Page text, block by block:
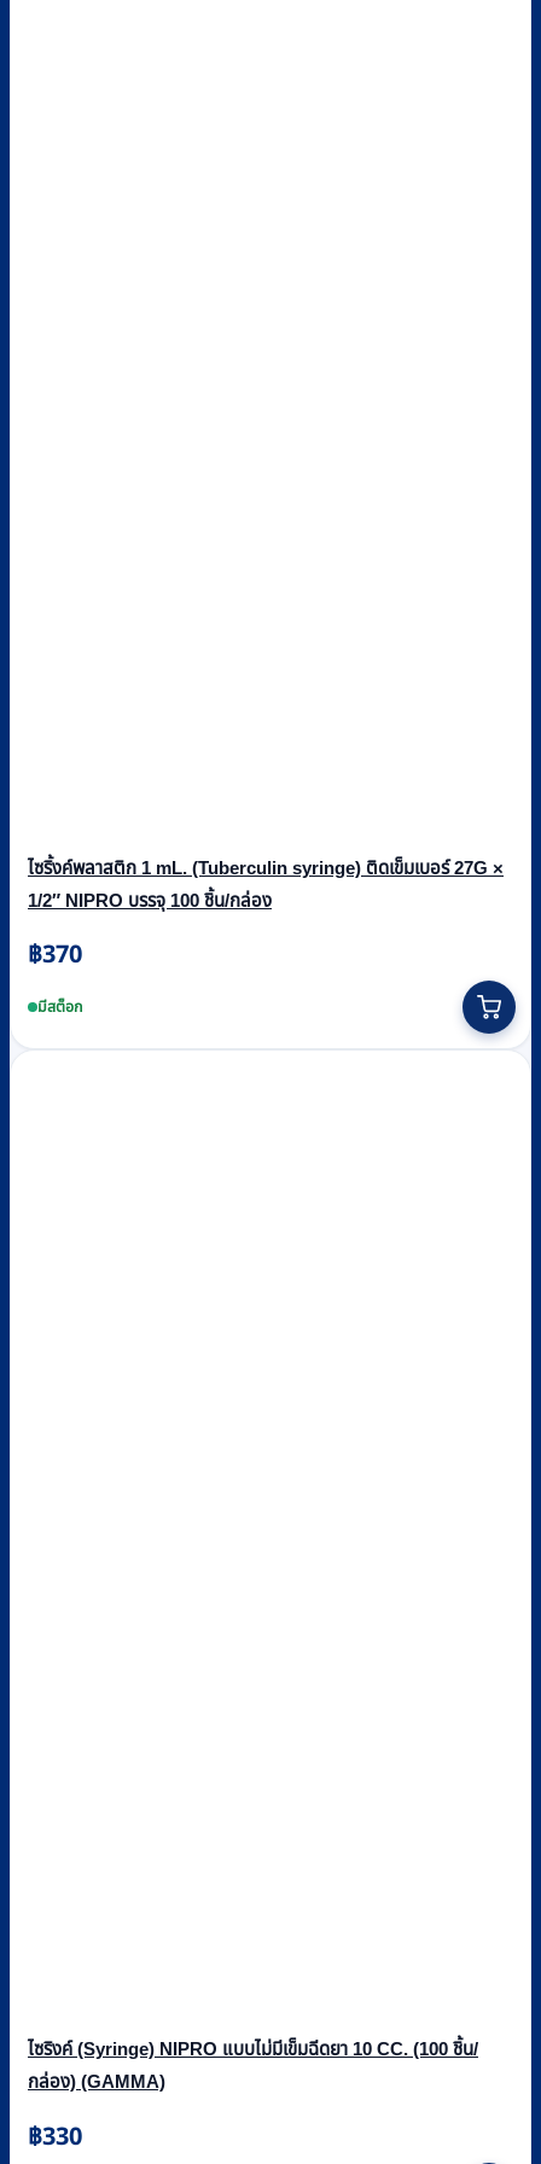
ไซริ้งค์พลาสติก 1 mL. (Tuberculin syringe) ติดเข็มเบอร์ 27G ×
1/2″ NIPRO บรรจุ 100 ชิ้น/กล่อง
฿370
มีสต็อก
ไซริงค์ (Syringe) NIPRO แบบไม่มีเข็มฉีดยา 10 CC. (100 ชิ้น/
กล่อง) (GAMMA)
฿330